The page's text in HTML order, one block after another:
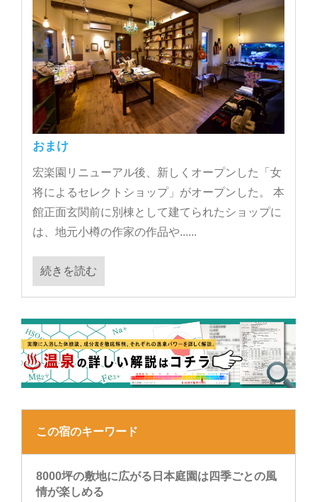
おまけ
宏楽園リニューアル後、新しくオープンした「女
将によるセレクトショップ」がオープンした。 本
館正面玄関前に別棟として建てられたショップに
は、地元小樽の作家の作品や......
続きを読む
この宿のキーワード
8000坪の敷地に広がる日本庭園は四季ごとの風
情が楽しめる